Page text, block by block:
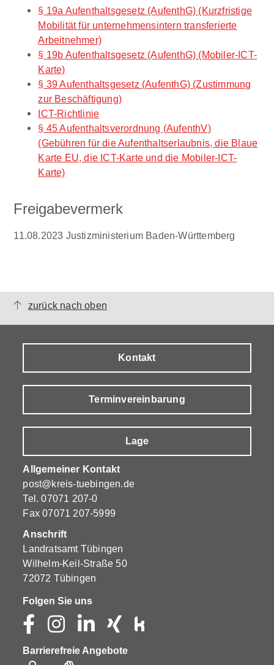
§ 19a Aufenthaltsgesetz (AufenthG) (Kurzfristige
Mobilität für unternehmensintern transferierte
Arbeitnehmer)
§ 19b Aufenthaltsgesetz (AufenthG) (Mobiler-ICT-
Karte)
§ 39 Aufenthaltsgesetz (AufenthG) (Zustimmung
zur Beschäftigung)
ICT-Richtlinie
§ 45 Aufenthaltsverordnung (AufenthV)
(Gebühren für die Aufenthaltserlaubnis, die Blaue
Karte EU, die ICT-Karte und die Mobiler-ICT-
Karte)
Freigabevermerk
11.08.2023 Justizministerium Baden-Württemberg
zurück nach oben
Kontakt
Terminvereinbarung
Lage
Allgemeiner Kontakt
post@kreis-tuebingen.de
Tel.07071 207-0
Fax 07071 207-5999
Anschrift
Landratsamt Tübingen
Wilhelm-Keil-Straße 50
72072 Tübingen
Folgen Sie uns
Barrierefreie Angebote